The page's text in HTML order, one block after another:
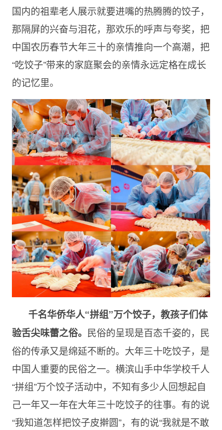
国内的祖辈老人展示就要进嘴的热腾腾的饺子，
那隔屏的兴奋与泪花，那欢乐的呼声与夸奖，把
中国农历春节大年三十的亲情推向一个高潮，把
“吃饺子”带来的家庭聚会的亲情永远定格在成长
的记忆里。
千名华侨华人“拼组”万个饺子，教孩子们体
验舌尖味蕾之俗。 民俗的呈现是百态千姿的，民
俗的传承又是绵延不断的。大年三十吃饺子，是
中国人重要的民俗之一。横滨山手中华学校千人
“拼组”万个饺子活动中，不知有多少人回想起自
己一年又一年在大年三十吃饺子的往事。有的说
“我知道怎样把饺子皮擀圆”，有的说“我就是不敢